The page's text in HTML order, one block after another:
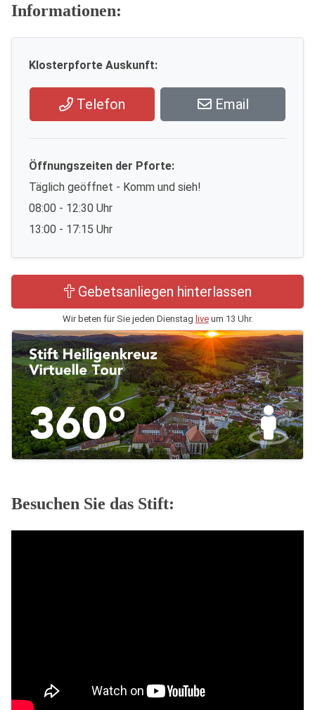
Informationen:
Klosterpforte Auskunft:
Telefon Email
Öffnungszeiten der Pforte:
Täglich geöffnet - Komm und sieh!
08:00 - 12:30 Uhr
13:00 - 17:15 Uhr
Gebetsanliegen hinterlassen
Wir beten für Sie jeden Dienstag liveum 13 Uhr.
Besuchen Sie das Stift: